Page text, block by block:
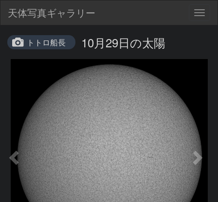
天体写真ギャラリー
トトロ船長 10月29日の太陽